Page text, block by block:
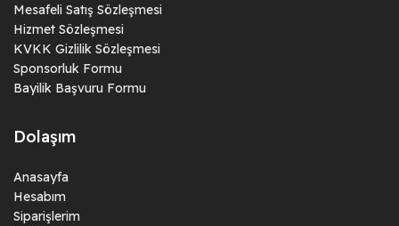
Mesafeli Satış Sözleşmesi
Hizmet Sözleşmesi
KVKK Gizlilik Sözleşmesi
Sponsorluk Formu
Bayilik Başvuru Formu
Dolaşım
Anasayfa
Hesabım
Siparişlerim